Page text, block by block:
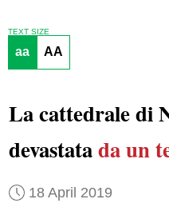
TEXT SIZE
aa AA
La cattedrale di
devastatada un
18 April 2019